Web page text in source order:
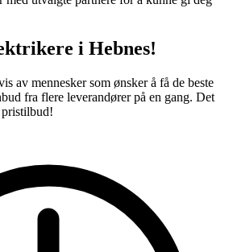
i Hebnes!
av mennesker som ønsker å få de beste
fra flere leverandører på en gang. Det